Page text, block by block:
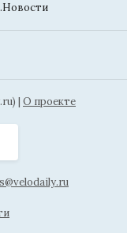
| О проекте